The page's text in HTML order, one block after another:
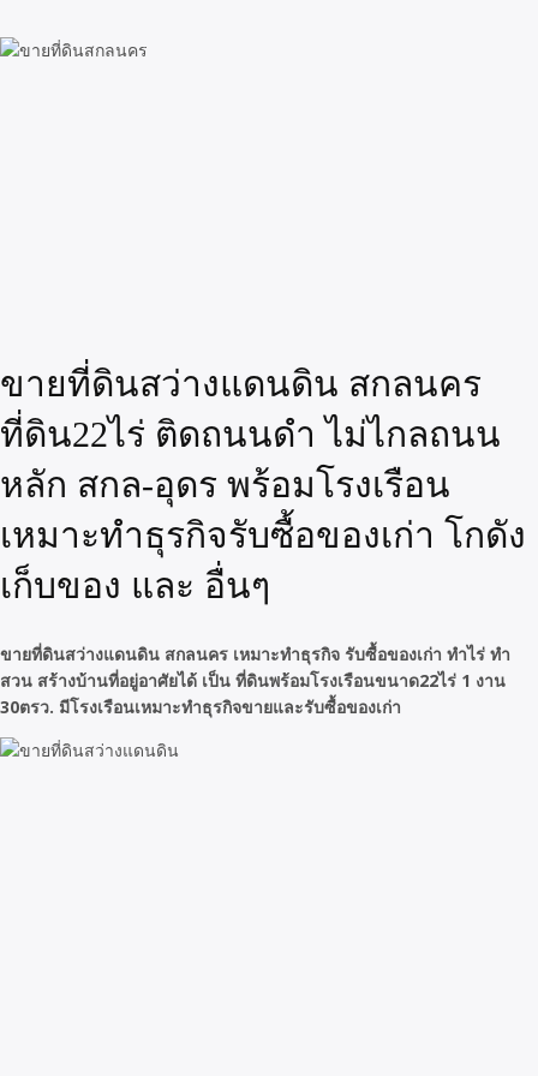
ขายที่ดินสว่างแดนดิน สกลนคร
ที่ดิน22ไร่ ติดถนนดำ ไม่ไกลถนน
หลัก สกล-อุดร พร้อมโรงเรือน
เหมาะทำธุรกิจรับซื้อของเก่า โกดัง
เก็บของ และ อื่นๆ
ขายที่ดินสว่างแดนดิน สกลนคร เหมาะทำธุรกิจ รับซื้อของเก่า ทำไร่ ทำ
สวน สร้างบ้านที่อยู่อาศัยได้ เป็น ที่ดินพร้อมโรงเรือนขนาด22ไร่ 1 งาน
30ตรว. มีโรงเรือนเหมาะทำธุรกิจขายและรับซื้อของเก่า